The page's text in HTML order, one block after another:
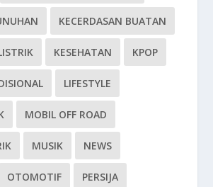
KECERDASAN BUATAN
KESEHATAN KPOP
LIFESTYLE
MOBIL OFF ROAD
MUSIK NEWS
OTOMOTIF PERSIJA